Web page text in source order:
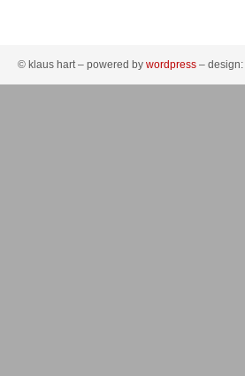
© klaus hart – powered by wordpress – design: